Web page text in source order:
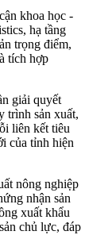
khoa học -
hạ tầng
trọng điểm,
tích hợp
giải quyết
trình sản xuất,
liên kết tiêu
của tỉnh hiện
nông nghiệp
nhận sản
xuất khẩu
chủ lực, đáp